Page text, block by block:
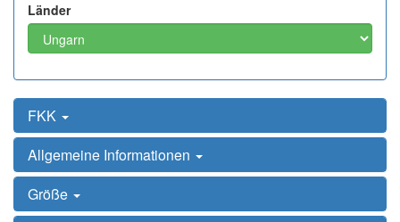
Länder
FKK
Allgemeine Informationen
Größe